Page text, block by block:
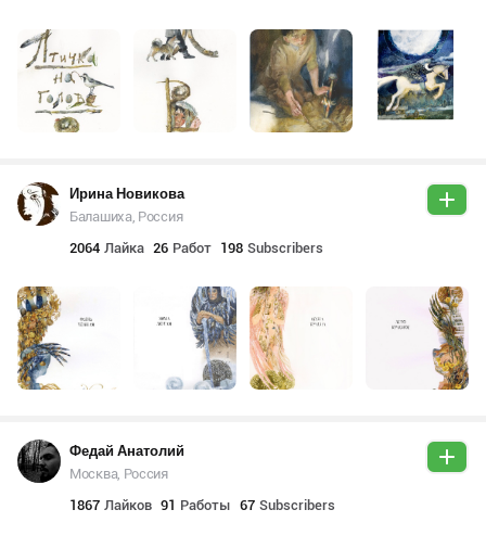
Ирина Новикова
Балашиха, Россия
2064 Лайка 26 Работ 198 Subscribers
Федай Анатолий
Москва, Россия
1867 Лайков 91 Работы 67 Subscribers